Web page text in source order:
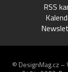
RSS
© DesignMag.cz